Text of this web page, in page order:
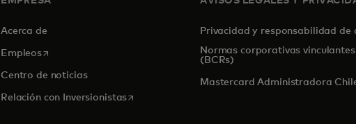
Acerca de
Empleosse abre en una pestaña nueva
Centro de noticias
Relación con Inversionistasse abre en una pestaña nueva
Privacidad y responsabilidad de
Normas corporativas vinculantes
(BCRs)
Mastercard Administradora